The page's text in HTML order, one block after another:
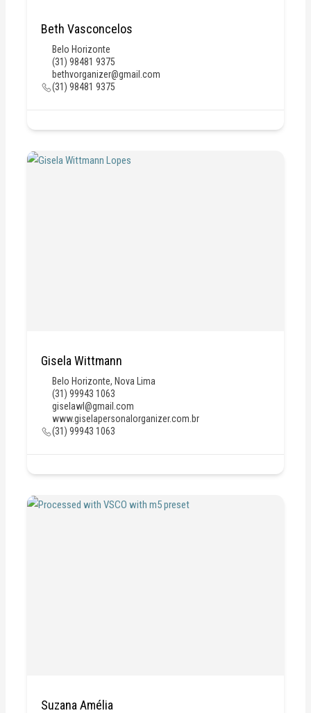
Beth Vasconcelos
Belo Horizonte
(31) 98481 9375
bethvorganizer@gmail.com
(31) 98481 9375
Gisela Wittmann
Belo Horizonte, Nova Lima
(31) 99943 1063
giselawl@gmail.com
www.giselapersonalorganizer.com.br
(31) 99943 1063
Suzana Amélia